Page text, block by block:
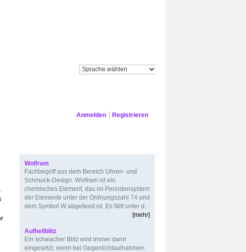
Anmelden Registrieren
Wolfram
Fachbegriff aus dem Bereich Uhren- und
Schmuck-Design. Wolfram ist ein
chemisches Element, das im Periodensystem
der Elemente unter der Ordnungszahl 74 und
dem Symbol W abgefasst ist. Es fällt unter d...
[mehr]
Aufhellblitz
Ein schwacher Blitz wird immer dann
eingesetzt, wenn bei Gegenlichtaufnahmen